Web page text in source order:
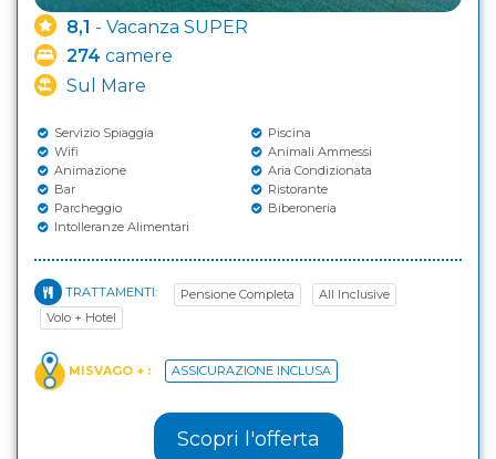
8,1 - Vacanza SUPER
274 camere
Sul Mare
Servizio Spiaggia
Piscina
Wifi
Animali Ammessi
Animazione
Aria Condizionata
Bar
Ristorante
Parcheggio
Biberoneria
Intolleranze Alimentari
TRATTAMENTI: Pensione Completa
All Inclusive
Volo + Hotel
MISVAGO + : ASSICURAZIONE INCLUSA
Scopri l'offerta